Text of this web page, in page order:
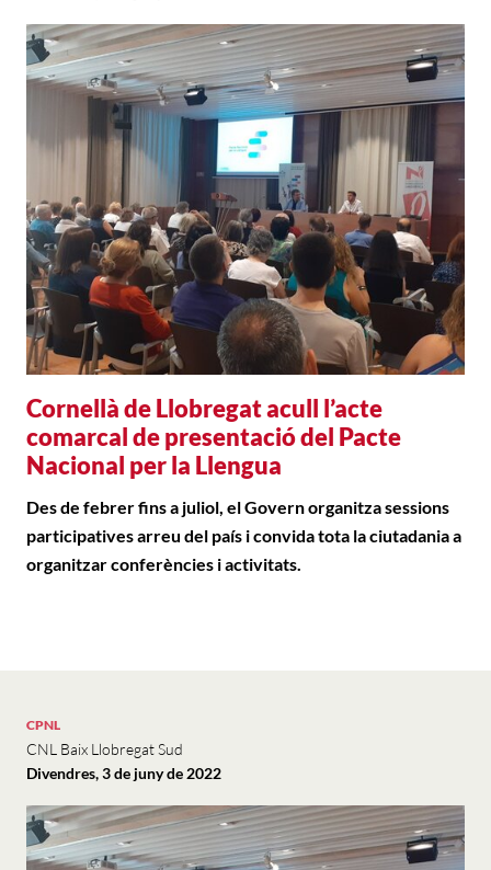
Cornellà de Llobregat acull l’acte
comarcal de presentació del Pacte
Nacional per la Llengua
Des de febrer fins a juliol, el Govern organitza sessions
participatives arreu del país i convida tota la ciutadania a
organitzar conferències i activitats.
CPNL
CNL Baix Llobregat Sud
Divendres, 3 de juny de 2022